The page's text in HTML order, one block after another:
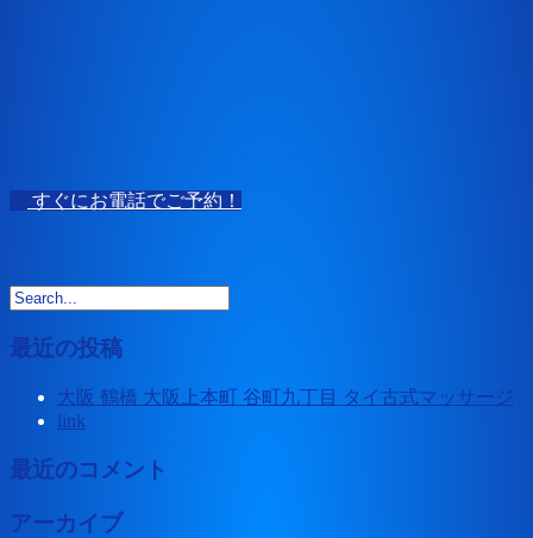
すぐにお電話でご予約！
最近の投稿
大阪 鶴橋 大阪上本町 谷町九丁目 タイ古式マッサージ
link
最近のコメント
アーカイブ